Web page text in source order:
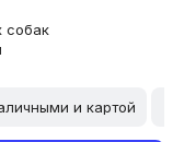
собак
и картой